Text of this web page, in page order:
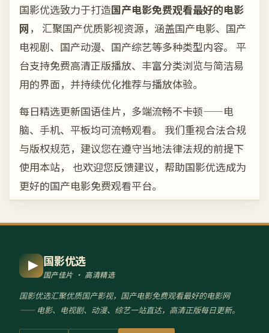
国影优选致力于打造国产电影免费观看最好的电影
网 ， 汇聚国产优质影视资源，涵盖国产电影、国产
电视剧、国产动漫、国产综艺等多种类型内容。 平
台支持免费高清正版播放、丰富分类浏览与简洁易
用的界面，并持续优化推荐与播放体验。
每日精选更新国语佳片，多端流畅不卡顿——电
脑、手机、平板均可流畅观看。 我们重视合法合规
与版权规范，建议您在遵守当地法律法规的前提下
使用本站， 也欢迎您反馈建议，帮助国影优选成为
更好的国产电影免费观看平台。
国影优选
国产佳片 · 高清精选
国影优选汇聚优质国产影视，国产电影免费观看最好的电影网
—— 电影、电视剧、动漫、综艺一站直达，高清正版每日更新。